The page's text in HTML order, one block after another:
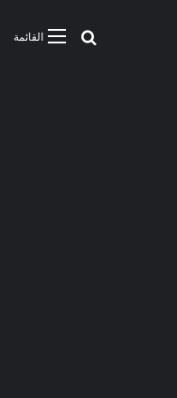
القائمةبحث عن